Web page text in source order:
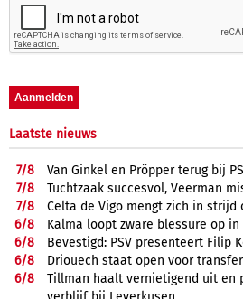
Laatste nieuws
7/8
Van Ginkel en Pröpper terug bij
7/8
Tuchtzaak succesvol, Veerman
7/8
Celta de Vigo mengt zich in strijd
6/8
Kalma loopt zware blessure op in
6/8
Bevestigd: PSV presenteert Filip
6/8
Driouech staat open voor
6/8
Tillman haalt vernietigend uit en